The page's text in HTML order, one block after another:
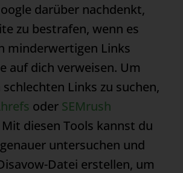
darüber nachdenkt,
zu bestrafen, wenn es
minderwertigen Links
auf dich verweisen. Um
schlechten Links zu suchen,
oder SEMrush
diesen Tools kannst du
untersuchen und
Datei erstellen, um